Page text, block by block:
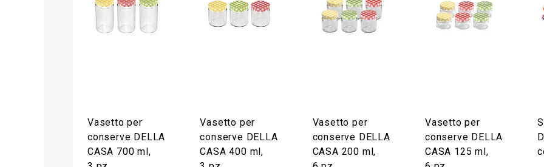
Vasetto per
conserve DELLA
CASA 700 ml,
Vasetto per
conserve DELLA
CASA 400 ml,
Vasetto per
conserve DELLA
CASA 200 ml,
Vasetto per
conserve DELLA
CASA 125 ml,